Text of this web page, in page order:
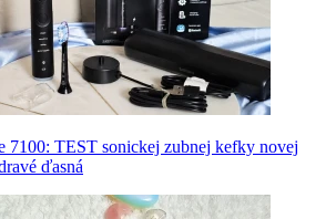
7100: TEST sonickej zubnej kefky novej
ďasná